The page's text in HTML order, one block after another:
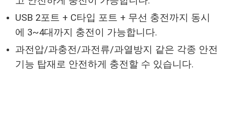
USB 2포트 + C타입 포트 + 무선 충전까지 동시
에 3~4대까지 충전이 가능합니다.
과전압/과충전/과전류/과열방지 같은 각종 안전
기능 탑재로 안전하게 충전할 수 있습니다.